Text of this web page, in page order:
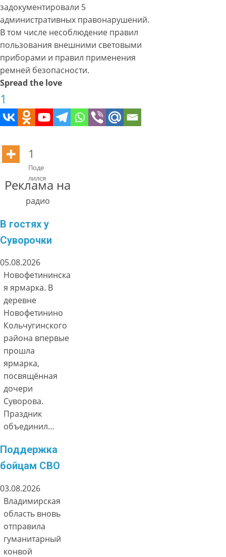
задокументировали 5
административных правонарушений.
В том числе несоблюдение правил
пользования внешними световыми
приборами и правил применения
ремней безопасности.
Spread the love
1
1
Поде
лился
Реклама на
радио
В гостях у
Суворочки
05.08.2026
Новофетининска
я ярмарка. В
деревне
Новофетинино
Кольчугинского
района впервые
прошла
ярмарка,
посвящённая
дочери
Суворова.
Праздник
объединил…
Поддержка
бойцам СВО
03.08.2026
Владимирская
область вновь
отправила
гуманитарный
конвой